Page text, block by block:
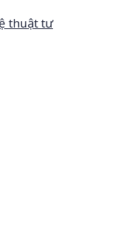
thuật tư